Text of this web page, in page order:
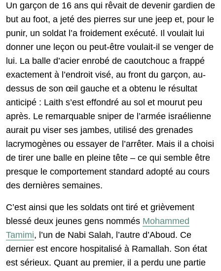
Un garçon de 16 ans qui rêvait de devenir gardien de
but au foot, a jeté des pierres sur une jeep et, pour le
punir, un soldat l’a froidement exécuté. Il voulait lui
donner une leçon ou peut-être voulait-il se venger de
lui. La balle d’acier enrobé de caoutchouc a frappé
exactement à l’endroit visé, au front du garçon, au-
dessus de son œil gauche et a obtenu le résultat
anticipé : Laith s’est effondré au sol et mourut peu
après. Le remarquable sniper de l’armée israélienne
aurait pu viser ses jambes, utilisé des grenades
lacrymogènes ou essayer de l’arrêter. Mais il a choisi
de tirer une balle en pleine tête – ce qui semble être
presque le comportement standard adopté au cours
des dernières semaines.
C’est ainsi que les soldats ont tiré et grièvement
blessé deux jeunes gens nommés Mohammed
Tamimi, l’un de Nabi Salah, l’autre d’Aboud. Ce
dernier est encore hospitalisé à Ramallah. Son état
est sérieux. Quant au premier, il a perdu une partie